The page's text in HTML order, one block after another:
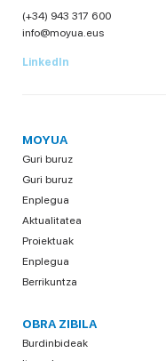
(+34) 943 317 600
info@moyua.eus
LinkedIn
MOYUA
Guri buruz
Guri buruz
Enplegua
Aktualitatea
Proiektuak
Enplegua
Berrikuntza
OBRA ZIBILA
Burdinbideak